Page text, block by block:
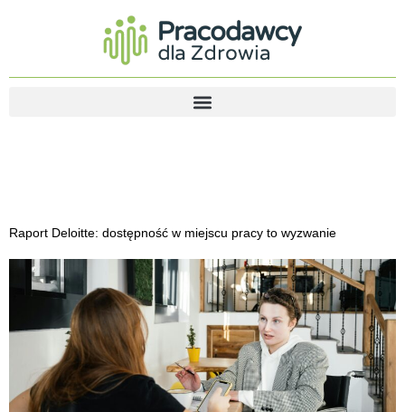
Raport Deloitte: dostępność w miejscu pracy to wyzwanie